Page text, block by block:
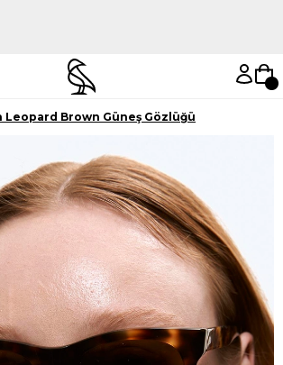
Leopard Brown Güneş Gözlüğü